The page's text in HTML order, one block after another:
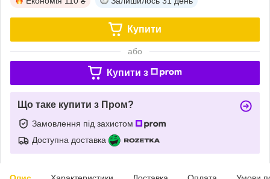
Купити
або
Купити з
Що таке купити з Пром?
Замовлення під захистом
Доступна доставка